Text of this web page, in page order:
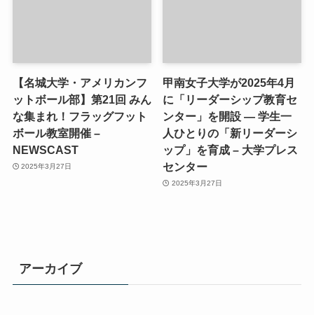
【名城大学・アメリカンフ
ットボール部】第21回 みん
な集まれ！フラッグフット
ボール教室開催 –
NEWSCAST
2025年3月27日
甲南女子大学が2025年4月
に「リーダーシップ教育セ
ンター」を開設 ― 学生一
人ひとりの「新リーダーシ
ップ」を育成 – 大学プレス
センター
2025年3月27日
アーカイブ